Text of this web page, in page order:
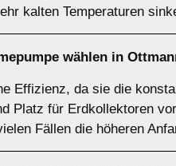
kalten Temperaturen
wählen in
Effizienz, da sie die
Platz für Erdkollektoren
Fällen die höheren